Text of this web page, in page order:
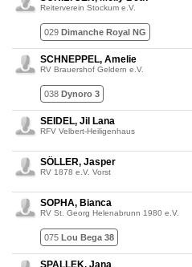
Reiterverein Stockum e.V.
029 Dimanche Royal NG
SCHNEPPEL, Amelie
RV Brauershof Geldern e.V.
038 Dynoro 3
SEIDEL, Jil Lana
RFV Velbert-Heiligenhaus
SÖLLER, Jasper
RV 1878 e.V. Vorst
SOPHA, Bianca
RV St. Georg Helenabrunn 1980 e.V.
075 Lou Bega 38
SPALLEK, Jana